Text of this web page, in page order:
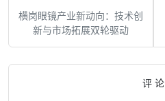
横岗眼镜产业新动向：技术创
新与市场拓展双轮驱动
评 论